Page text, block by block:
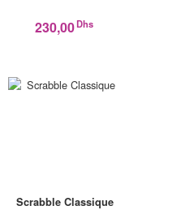
230,00Dhs
Scrabble Classique